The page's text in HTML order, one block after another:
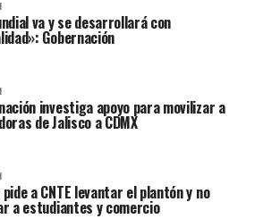
va y se desarrollará con
Gobernación
investiga apoyo para movilizar a
de Jalisco a CDMX
pide a CNTE levantar el plantón y no
a estudiantes y comercio